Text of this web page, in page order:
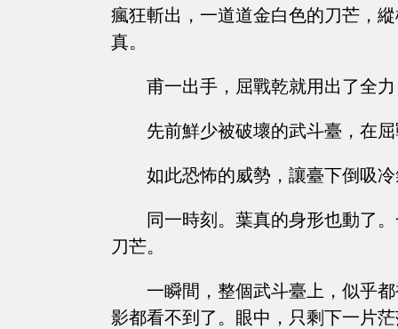
瘋狂斬出，一道道金白色的刀芒，
真。
甫一出手，屈戰乾就用出了全
先前鮮少被破壞的武斗臺，在
如此恐怖的威勢，讓臺下倒吸
同一時刻。葉真的身形也動了
刀芒。
一瞬間，整個武斗臺上，似乎
影都看不到了。眼中，只剩下一片